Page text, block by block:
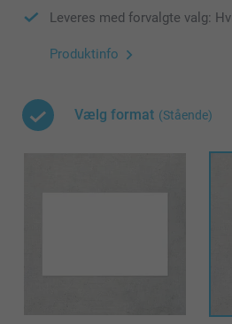
Leveres med forvalgte valg:
Produktinfo
Vælg format (Stående)